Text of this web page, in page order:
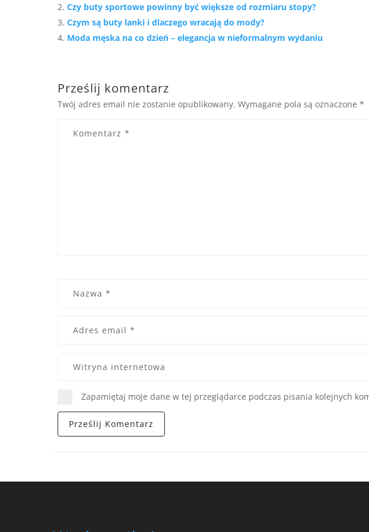
Czy buty sportowe powinny być większe od rozmiaru stopy?
Czym są buty lanki i dlaczego wracają do mody?
Moda męska na co dzień – elegancja w nieformalnym wydaniu
Prześlij komentarz
Twój adres email nie zostanie opublikowany. Wymagane pola są oznaczone *
Zapamiętaj moje dane w tej przeglądarce podczas pisania kolejnych